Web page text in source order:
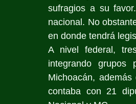
sufragios a su
nacional. No
en donde tendrá
A nivel federal,
integrando grupos
Michoacán,
contaba con 21